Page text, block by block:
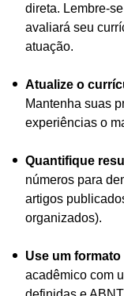
direta. Lembre-
avaliará seu
atuação.
Atualize o
Mantenha suas
experiências o
Quantifique
números para
artigos
organizados).
Use um
acadêmico com